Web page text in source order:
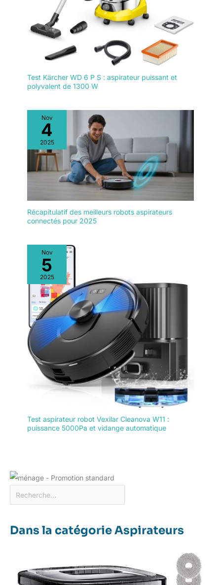
paramètres de nettoyage de
l'aspirateur robot s'ajustent
automatiquement en fonction de
la configuration de votre
domicile, des types de sols et
de l'historique de nettoyage.
Profitez d'un nettoyage puissant
avec un niveau sonore de 55
dB, idéal pour les foyers avec
compagnie. *Compatible
uniquement avec le WiFi 2,4
Test Kärcher WD 6 P S : aspirateur puissant et
polyvalent de 1300 W
Nov
4
2025
Récapitulatif des meilleurs robots aspirateurs
connectés pour 2025
Nov
5
2025
Test aspirateur robot Vexilar Cleanova W11 :
puissance 5000Pa et vidange automatique
Dans la catégorie Aspirateurs